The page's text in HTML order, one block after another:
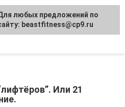
фитнес
Или 21
любых предложений по
beastfitness@cp9.ru